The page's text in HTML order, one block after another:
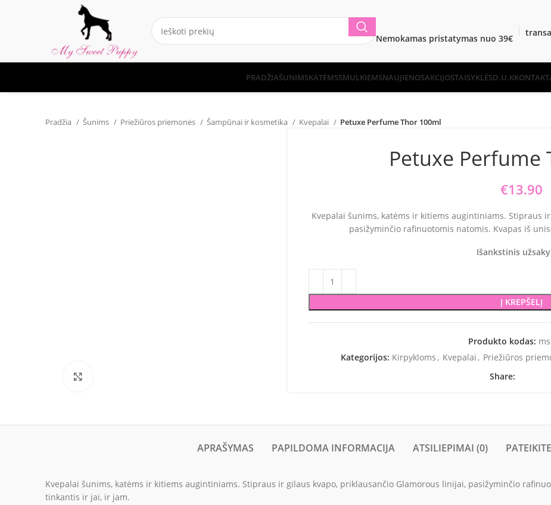
Nemokamas pristatymas nuo 39€
PRADŽIAŠUNIMSKATĖMSSMULKIEMSNAUJIENOSAKCIJOSTAISYKLĖSD.U.K
Pradžia Šunims Priežiūros priemonės Šampūnai ir kosmetika Kvepalai Petuxe Perfume Thor 100ml
Petuxe Perfume
€13.90
Kvepalai šunims, katėms ir kitiems augintiniams. Stipraus
pasižyminčio rafinuotomis natomis. Kvapas iš
Išankstinis
Į KREPŠELĮ
Produkto kodas:
Kategorijos: Kirpykloms , Kvepalai , Priežiūros
Share:
APRAŠYMAS PAPILDOMA INFORMACIJA ATSILIEPIMAI (0)
Kvepalai šunims, katėms ir kitiems augintiniams. Stipraus ir gilaus kvapo, priklausančio Glamorous linijai, pasižyminčio
tinkantis ir jai, ir jam.